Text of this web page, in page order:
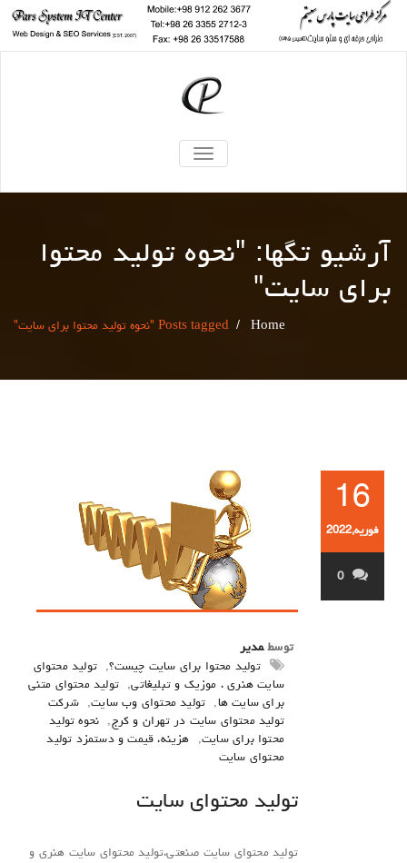
TOGGLE
NAVIGATION
آرشیو تگها: "نحوه تولید محتوا
برای سایت"
Home
/ Posts tagged "نحوه تولید محتوا برای سایت"
16
فوریه,2022
0
توسط مدیر
تولید محتوا برای سایت چیست؟,
تولید محتوای
سایت هنری ، موزیک و تبلیغاتی,
تولید محتوای متنی
برای سایت ها, تولید محتوای وب سایت,
شرکت
تولید محتوای سایت در تهران و کرج,
نحوه تولید
محتوا برای سایت,
هزینه، قیمت و دستمزد تولید
محتوای سایت
تولید محتوای سایت
تولید محتوای سایت صنعتی،تولید محتوای سایت هنری و